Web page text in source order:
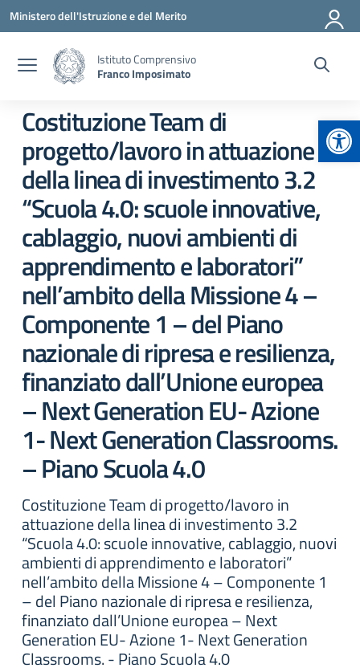
Vai ai contenuti
Vai al menu di navigazione
Vai al footer
Ministero dell'Istruzione e del Merito
Istituto Comprensivo
Franco Imposimato
Costituzione Team di
progetto/lavoro in attuazione
della linea di investimento 3.2
“Scuola 4.0: scuole innovative,
cablaggio, nuovi ambienti di
apprendimento e laboratori”
nell’ambito della Missione 4 –
Componente 1 – del Piano
nazionale di ripresa e resilienza,
finanziato dall’Unione europea
– Next Generation EU- Azione
1- Next Generation Classrooms.
– Piano Scuola 4.0
Costituzione Team di progetto/lavoro in
attuazione della linea di investimento 3.2
“Scuola 4.0: scuole innovative, cablaggio, nuovi
ambienti di apprendimento e laboratori”
nell’ambito della Missione 4 – Componente 1
– del Piano nazionale di ripresa e resilienza,
finanziato dall’Unione europea – Next
Generation EU- Azione 1- Next Generation
Classrooms. - Piano Scuola 4.0